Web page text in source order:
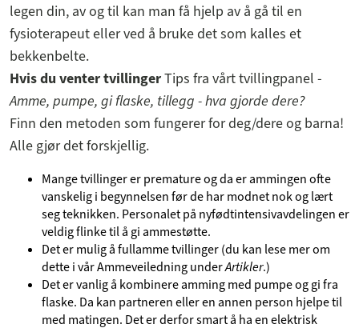
legen din, av og til kan man få hjelp av å gå til en
fysioterapeut eller ved å bruke det som kalles et
bekkenbelte.
Hvis du venter tvillingerTips fra vårt tvillingpanel -
Amme, pumpe, gi flaske, tillegg - hva gjorde dere?
Finn den metoden som fungerer for deg/dere og barna!
Alle gjør det forskjellig.
Mange tvillinger er premature og da er ammingen ofte
vanskelig i begynnelsen før de har modnet nok og lært
seg teknikken. Personalet på nyfødtintensivavdelingen er
veldig flinke til å gi ammestøtte.
Det er mulig å fullamme tvillinger (du kan lese mer om
dette i vår Ammeveiledning underArtikler.)
Det er vanlig å kombinere amming med pumpe og gi fra
flaske. Da kan partneren eller en annen person hjelpe til
med matingen. Det er derfor smart å ha en elektrisk